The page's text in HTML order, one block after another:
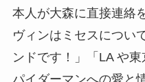
本人が大森に直接連絡
ヴィンはミセスについ
ンドです！」「LA や
パイダーマンへの愛と